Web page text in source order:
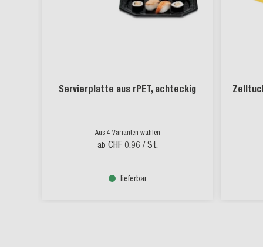
Servierplatte aus rPET, achteckig
Aus 4 Varianten wählen
ab CHF 0.96 / St.
lieferbar